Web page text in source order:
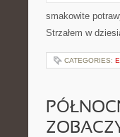
smakowite
Strzałem w
CATEGORIES: